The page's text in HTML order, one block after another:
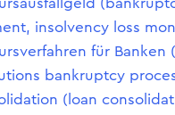
insolvency loss
für Banken
bankruptcy
(loan